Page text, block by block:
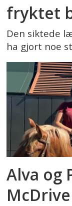
fryktet
Den siktede
ha gjort noe
Alva og